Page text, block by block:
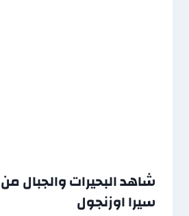
شاهد البحيرات والجبال
سيرا اوزنجول